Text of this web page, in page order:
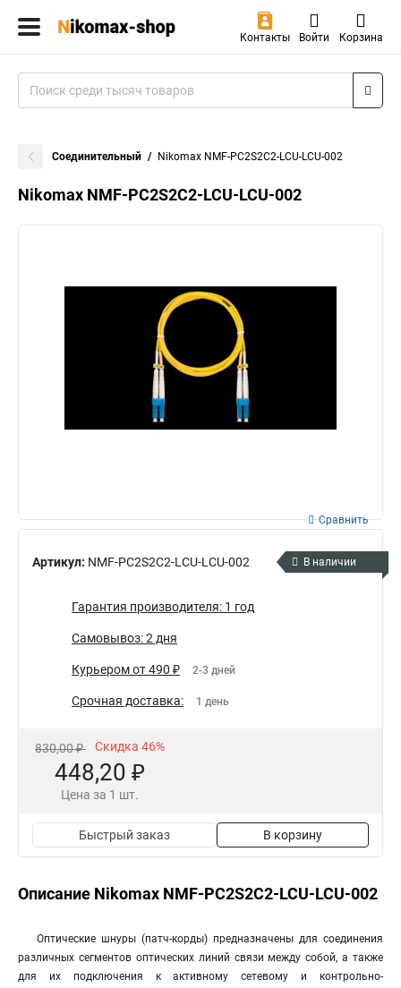
Контакты Войти Корзина
Соединительный Nikomax NMF-PC2S2C2-LCU-LCU-002
Nikomax NMF-PC2S2C2-LCU-LCU-002
Артикул: NMF-PC2S2C2-LCU-LCU-002
Сравнить
В наличии
Гарантия производителя: 1 год
Самовывоз: 2 дня
Курьером от 490 ₽ 2-3 дней
Срочная доставка: 1 день
830,00 ₽ Скидка 46%
448,20 ₽
Цена за 1 шт.
Быстрый заказ В корзину
Описание Nikomax NMF-PC2S2C2-LCU-LCU-002
Оптические шнуры (патч-корды) предназначены для соединения
различных сегментов оптических линий связи между собой, а также
для их подключения к активному сетевому и контрольно-